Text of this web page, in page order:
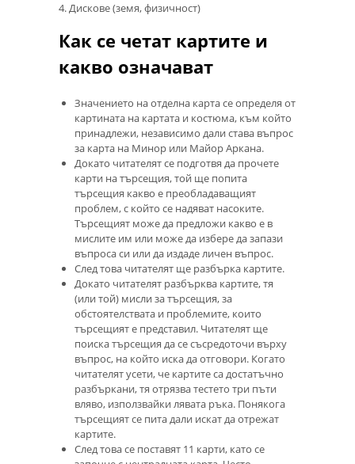
4. Дискове (земя, физичност)
Как се четат картите и
какво означават
Значението на отделна карта се определя от
картината на картата и костюма, към който
принадлежи, независимо дали става въпрос
за карта на Минор или Майор Аркана.
Докато читателят се подготвя да прочете
карти на търсещия, той ще попита
търсещия какво е преобладаващият
проблем, с който се надяват насоките.
Търсещият може да предложи какво е в
мислите им или може да избере да запази
въпроса си или да издаде личен въпрос.
След това читателят ще разбърка картите.
Докато читателят разбърква картите, тя
(или той) мисли за търсещия, за
обстоятелствата и проблемите, които
търсещият е представил. Читателят ще
поиска търсещия да се съсредоточи върху
въпрос, на който иска да отговори. Когато
читателят усети, че картите са достатъчно
разбъркани, тя отрязва тестето три пъти
вляво, използвайки лявата ръка. Понякога
търсещият се пита дали искат да отрежат
картите.
След това се поставят 11 карти, като се